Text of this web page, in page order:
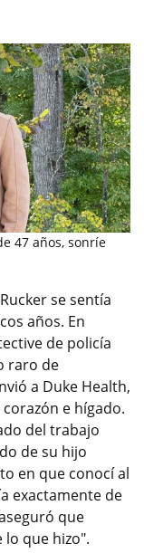
47 años, sonríe
se sentía
años. En
de policía
raro de
a Duke Health,
e hígado.
del trabajo
de su hijo
en que conocí al
exactamente de
que
lo que hizo".